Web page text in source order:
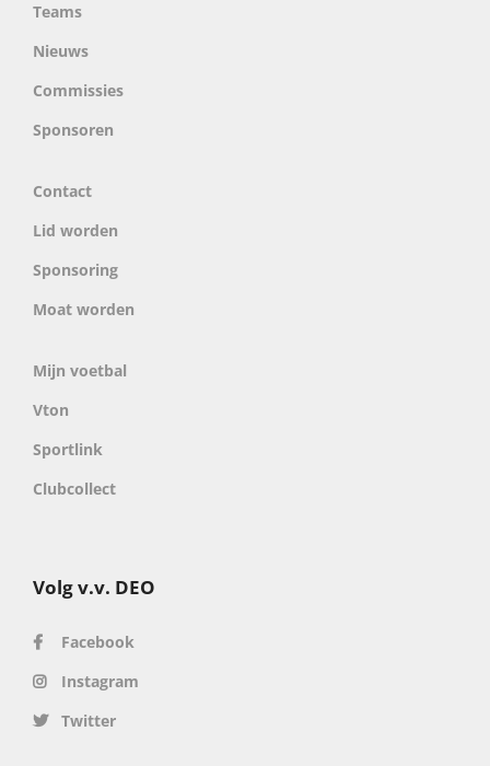
Teams
Nieuws
Commissies
Sponsoren
Contact
Lid worden
Sponsoring
Moat worden
Mijn voetbal
Vton
Sportlink
Clubcollect
Volg v.v. DEO
Facebook
Instagram
Twitter